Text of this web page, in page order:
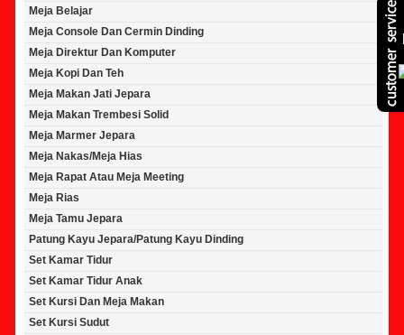
Meja Belajar
Meja Console Dan Cermin Dinding
Meja Direktur Dan Komputer
Meja Kopi Dan Teh
Meja Makan Jati Jepara
Meja Makan Trembesi Solid
Meja Marmer Jepara
Meja Nakas/Meja Hias
Meja Rapat Atau Meja Meeting
Meja Rias
Meja Tamu Jepara
Patung Kayu Jepara/Patung Kayu Dinding
Set Kamar Tidur
Set Kamar Tidur Anak
Set Kursi Dan Meja Makan
Set Kursi Sudut